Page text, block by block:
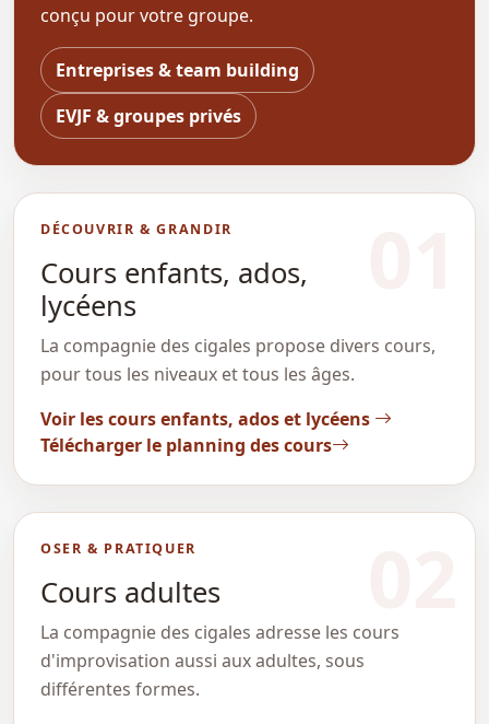
conçu pour votre groupe.
Entreprises & team building
EVJF & groupes privés
DÉCOUVRIR & GRANDIR
Cours enfants, ados,
lycéens
La compagnie des cigales propose divers cours,
pour tous les niveaux et tous les âges.
Voir les cours enfants, ados et lycéens
Télécharger le planning des cours
OSER & PRATIQUER
Cours adultes
La compagnie des cigales adresse les cours
d'improvisation aussi aux adultes, sous
différentes formes.